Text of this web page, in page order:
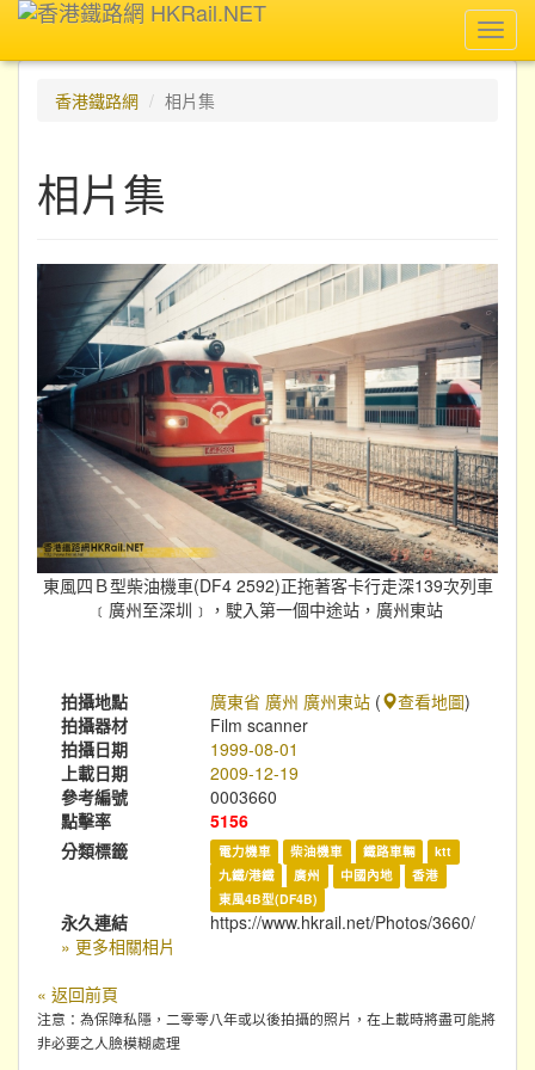
香港鐵路網
相片集
相片集
東風四Ｂ型柴油機車(DF4 2592)正拖著客卡行走深139次列車
﹝廣州至深圳﹞，駛入第一個中途站，廣州東站
拍攝地點 廣東省 廣州 廣州東站 ( 查看地圖)
拍攝器材
Film scanner
拍攝日期
1999-08-01
上載日期
2009-12-19
參考編號
0003660
點擊率
5156
分類標籤
電力機車 柴油機車 鐵路車輛
ktt
九鐵/港鐵
廣州 中國內地
香港
東風4B型(DF4B)
永久連結
https://www.hkrail.net/Photos/3660/
» 更多相關相片
« 返回前頁
注意：為保障私隱，二零零八年或以後拍攝的照片，在上載時將盡可能將
非必要之人臉模糊處理